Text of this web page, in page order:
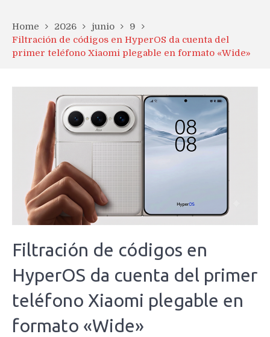
Home 2026 junio
9
Filtración de códigos en HyperOS da cuenta del
primer teléfono Xiaomi plegable en formato «Wide»
Filtración de códigos en
HyperOS da cuenta del primer
teléfono Xiaomi plegable en
formato «Wide»